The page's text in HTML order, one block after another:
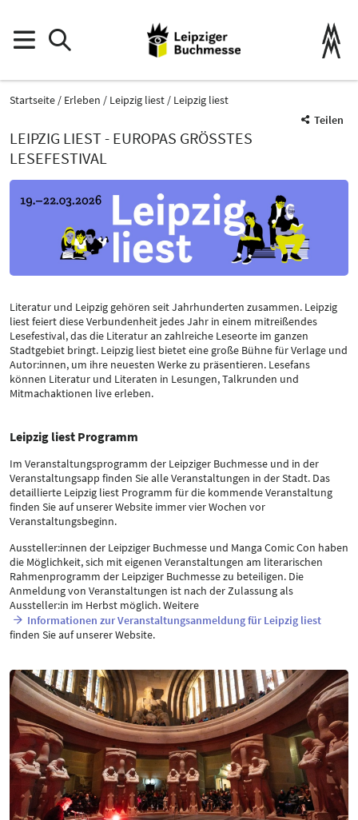
Startseite Erleben Leipzig liest
Leipzig liest
Teilen
LEIPZIG LIEST - EUROPAS GRÖSSTES L
ESEFESTIVAL
Literatur und Leipzig gehören seit Jahrhunderten zusammen. Leipzig
liest feiert diese Verbundenheit jedes Jahr in einem mitreißendes
Lesefestival, das die Literatur an zahlreiche Leseorte im ganzen
Stadtgebiet bringt. Leipzig liest bietet eine große Bühne für Verlage und
Autor:innen, um ihre neuesten Werke zu präsentieren. Lesefans
können Literatur und Literaten in Lesungen, Talkrunden und
Mitmachaktionen live erleben.
Leipzig liest Programm
Im Veranstaltungsprogramm der Leipziger Buchmesse und in der
Veranstaltungsapp finden Sie alle Veranstaltungen in der Stadt. Das
detaillierte Leipzig liest Programm für die kommende Veranstaltung
finden Sie auf unserer Website immer vier Wochen vor
Veranstaltungsbeginn.
Aussteller:innen der Leipziger Buchmesse und Manga Comic Con haben
die Möglichkeit, sich mit eigenen Veranstaltungen am literarischen
Rahmenprogramm der Leipziger Buchmesse zu beteiligen. Die
Anmeldung von Veranstaltungen ist nach der Zulassung als
Aussteller:in im Herbst möglich. Weitere
Informationen zur Veranstaltungsanmeldung für Leipzig liest
finden Sie auf unserer Website.